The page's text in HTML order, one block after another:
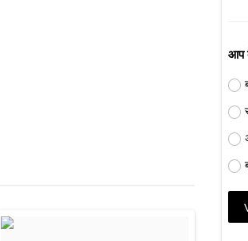
आप